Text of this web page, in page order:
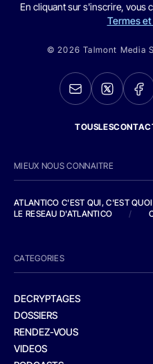
En cliquant sur s'inscrire, vous
Termes
© 2026 Talmont Media
MIEUX NOUS CONNAITRE
ATLANTICO C'EST QUI, C'EST
LE RESEAU D'ATLANTICO
/
CATEGORIES
DECRYPTAGES
DOSSIERS
RENDEZ-VOUS
VIDEOS